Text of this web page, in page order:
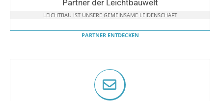
Partner der Leichtbauwelt
LEICHTBAU IST UNSERE GEMEINSAME LEIDENSCHAFT
PARTNER ENTDECKEN